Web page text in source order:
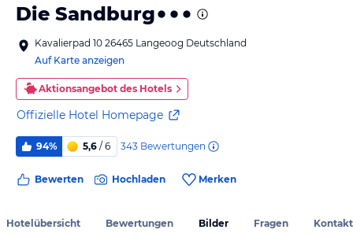
Die Sandburg
Kavalierpad 10 26465 Langeoog Deutschland
Auf Karte anzeigen
Aktionsangebot des Hotels
Offizielle Hotel Homepage
94% 5,6 / 6 343 Bewertungen
Bewerten Hochladen Merken
Hotelübersicht Bewertungen Bilder Fragen Kontakt